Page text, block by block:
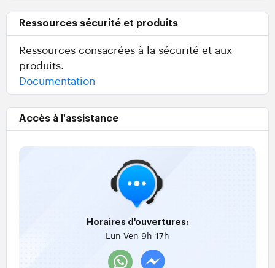
Ressources sécurité et produits
Ressources consacrées à la sécurité et aux
produits.
Documentation
Accès à l'assistance
Horaires d'ouvertures:
Lun-Ven 9h-17h